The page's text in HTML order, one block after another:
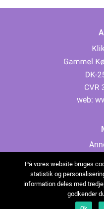
web:
På vores website bruges
statistik og
information deles med
godkender